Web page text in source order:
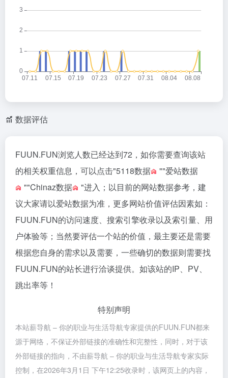
数据评估
FUUN.FUN浏览人数已经达到72，如你需要查询该站
的相关权重信息，可以点击"5118数据 ""爱站数据
""Chinaz数据
"进入；以目前的网站数据参考，建
议大家请以爱站数据为准，更多网站价值评估因素如：
FUUN.FUN的访问速度、搜索引擎收录以及索引量、用
户体验等；当然要评估一个站的价值，最主要还是需要
根据您自身的需求以及需要，一些确切的数据则需要找
FUUN.FUN的站长进行洽谈提供。如该站的IP、PV、
跳出率等！
特别声明
本站薪导航 – 你的职业与生活导航专家提供的FUUN.FUN都来
源于网络，不保证外部链接的准确性和完整性，同时，对于该
外部链接的指向，不由薪导航 – 你的职业与生活导航专家实际
控制，在2026年3月1日 下午12:25收录时，该网页上的内容，